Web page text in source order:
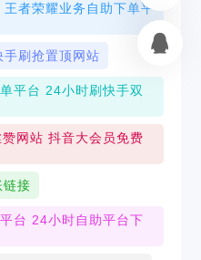
者荣耀业务自助下单平
刷抢置顶网站
平台 24小时刷快手双
网站 抖音大会员免费
链接
台 24小时自助平台下